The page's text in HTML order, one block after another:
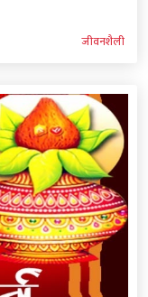
जीवनशैली